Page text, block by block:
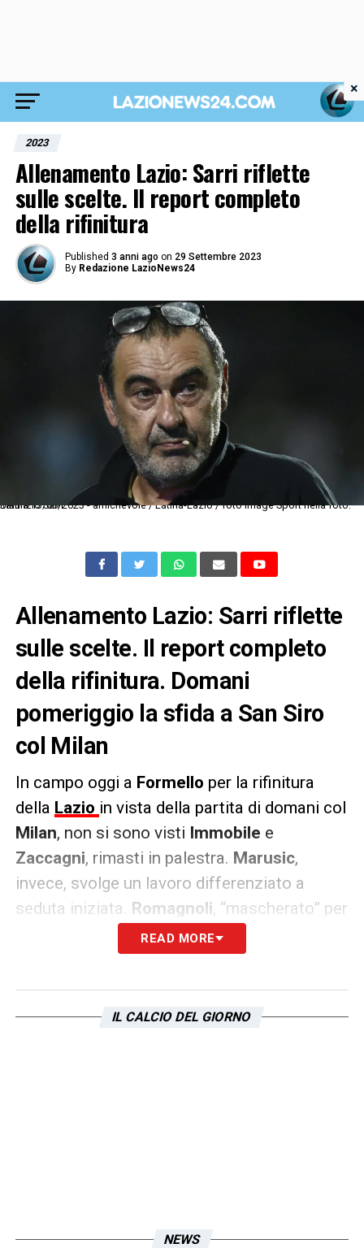
2023
Allenamento Lazio: Sarri riflette
sulle scelte. Il report completo
della rifinitura
Published 3 anni ago on 29 Settembre 2023
By Redazione LazioNews24
Latina 13/08/2023 - amichevole / Latina-Lazio / foto Image Sport nella foto: Maurizio Sarri
Allenamento Lazio: Sarri riflette
sulle scelte. Il report completo
della rifinitura. Domani
pomeriggio la sfida a San Siro
col Milan
In campo oggi a Formello per la rifinitura
della Lazio in vista della partita di domani col
Milan, non si sono visti Immobile e
Zaccagni, rimasti in palestra. Marusic,
invece, svolge un lavoro differenziato a
seduta iniziata. Romagnoli, “mascherato” per
la frattura composta al naso, al contrario
svolge la sgambata regolarmente in gruppo.
risparmiare e su chi puntare. Davanti
READ MORE
IL CALCIO DEL GIORNO
NEWS
×